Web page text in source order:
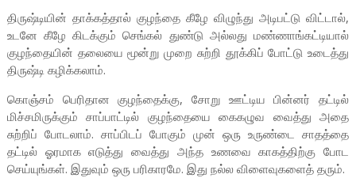
திருஷ்டியின் தாக்கத்தால் குழந்தை கீழே விழுந்து அடிபட்டு விட்டால்,
உடனே கீழே கிடக்கும் செங்கல் துண்டு அல்லது மண்ணாங்கட்டியால்
குழந்தையின் தலையை மூன்று முறை சுற்றி தூக்கிப் போட்டு உடைத்து
திருஷ்டி கழிக்கலாம்.
கொஞ்சம் பெரிதான குழந்தைக்கு, சோறு ஊட்டிய பின்னர் தட்டில்
மிச்சமிருக்கும் சாப்பாட்டில் குழந்தையை கைகழுவ வைத்து அதை
சுற்றிப் போடலாம். சாப்பிடப் போகும் முன் ஒரு உருண்டை சாதத்தை
தட்டில் ஓரமாக எடுத்து வைத்து அந்த உணவை காகத்திற்கு போட
செய்யுங்கள். இதுவும் ஒரு பரிகாரமே. இது நல்ல விளைவுகளைத் தரும்.